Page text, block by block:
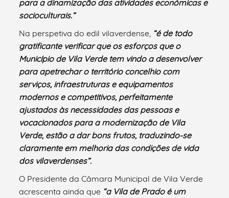
para a dinamização das atividades económicas e
socioculturais.”
Na perspetiva do edil vilaverdense, “é de todo
gratificante verificar que os esforços que o
Município de Vila Verde tem vindo a desenvolver
para apetrechar o território concelhio com
serviços, infraestruturas e equipamentos
modernos e competitivos, perfeitamente
ajustados às necessidades das pessoas e
vocacionados para a modernização de Vila
Verde, estão a dar bons frutos, traduzindo-se
claramente em melhoria das condições de vida
dos vilaverdenses”.
O Presidente da Câmara Municipal de Vila Verde
acrescenta ainda que “a Vila de Prado é um